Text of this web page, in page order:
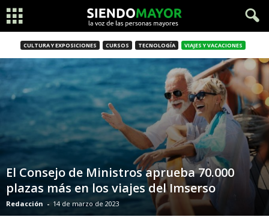
CULTURA Y EXPOSICIONES CURSOS TECNOLOGÍA VIAJES Y VACACIONES
El Consejo de Ministros aprueba 70.000
plazas más en los viajes del Imserso
Redacción - 14 de marzo de 2023